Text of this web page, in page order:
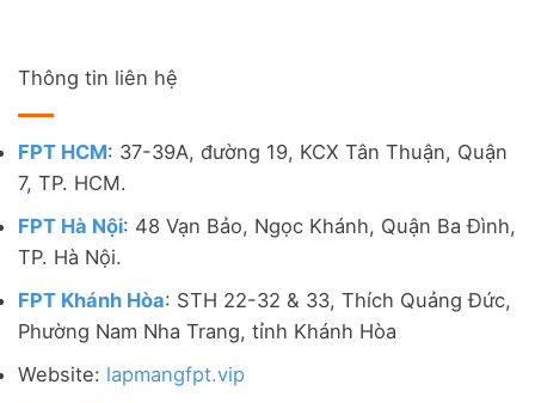
Thông tin liên hệ
FPT HCM: 37-39A, đường 19, KCX Tân Thuận, Quận
7, TP. HCM.
FPT Hà Nội: 48 Vạn Bảo, Ngọc Khánh, Quận Ba Đình,
TP. Hà Nội.
FPT Khánh Hòa: STH 22-32 & 33, Thích Quảng Đức,
Phường Nam Nha Trang, tỉnh Khánh Hòa
Website: lapmangfpt.vip